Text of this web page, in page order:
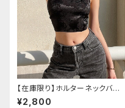
【在庫限り】ホルターネックバッ
クリボンチャイナシャツ
¥2,800